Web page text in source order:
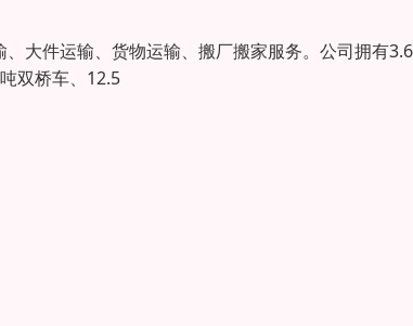
大件运输、货物运输、搬厂搬家服务。公司拥有3.6
双桥车、12.5